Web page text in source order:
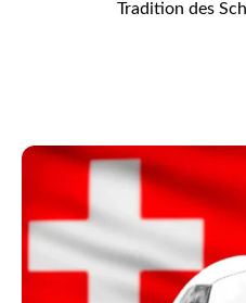
Tradition des